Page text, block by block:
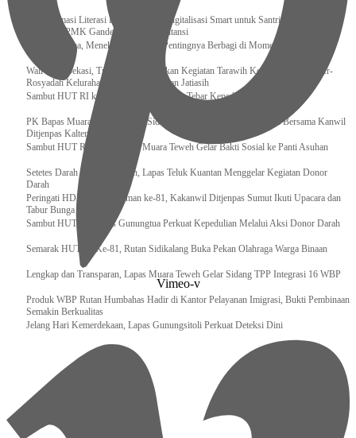
Transformasi Literasi Keuangan dan Digitalisasi Smart untuk Santri Produktif
Kemenko PMK Gandeng Beberapa Intansi
Peduli Sesama, Menekraf Tekankan Pentingnya Berbagi di Momen Ramadan
Wali Kota Bekasi, Tri Adhianto Lakukan Kegiatan Tarawih Keliling di Masjid Ar-
Rosyadah Kelurahan Jatirasa Kecamatan Jatiasih
Sambut HUT RI ke-81, Lapas Gunungtua Tebar Kepedulian Lewat Bansos
‎PK Bapas Muara Teweh Hadiri Sidang TPP di Lapas Muara Teweh Bersama Kanwil
Ditjenpas Kalteng
‎Sambut HUT RI ke 81, Bapas Muara Teweh Gelar Bakti Sosial ke Panti Asuhan
Setetes Darah Sejuta Harapan, Lapas Teluk Kuantan Menggelar Kegiatan Donor
Darah
Peringati HDKD Pengayoman ke-81, Kakanwil Ditjenpas Sumut Ikuti Upacara dan
Tabur Bunga di TMP
Sambut HUT RI, Lapas Gunungtua Perkuat Kepedulian Melalui Aksi Donor Darah
Semarak HUT RI Ke-81, Rutan Sidikalang Buka Pekan Olahraga Warga Binaan
Lengkap dan Transparan, Lapas Muara Teweh Gelar Sidang TPP Integrasi 16 WBP
Produk WBP Rutan Humbahas Hadir di Kantor Pelayanan Imigrasi, Bukti Pembinaan
Semakin Berkualitas
Jelang Hari Kemerdekaan, Lapas Gunungsitoli Perkuat Deteksi Dini
Vimeo-v